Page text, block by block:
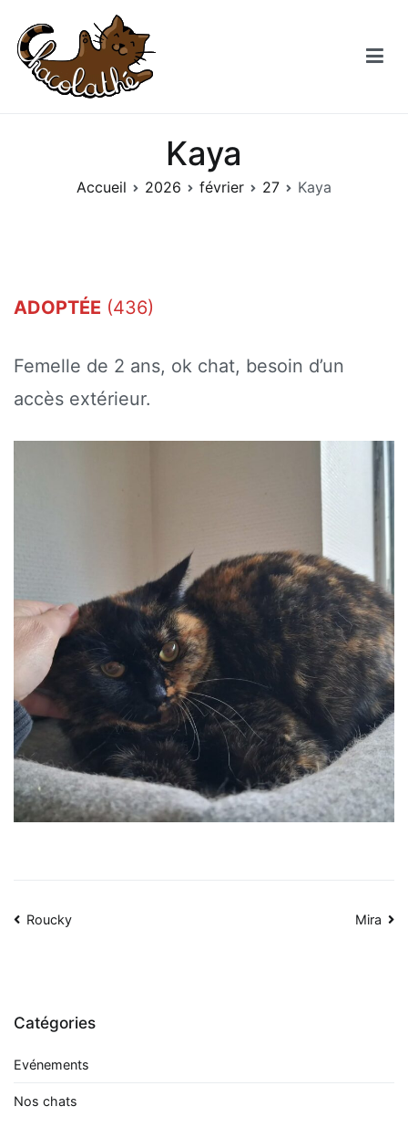
contenu
Kaya
Accueil 2026 février 27 Kaya
ADOPTÉE (436)
Femelle de 2 ans, ok chat, besoin d’un
accès extérieur.
Navigation
Roucky Mira
Catégories
Evénements
Nos chats